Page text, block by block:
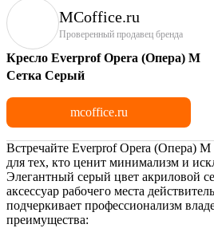
MCoffice.ru
Проверенный продавец бренда
Кресло Everprof Opera (Опера) M
Сетка Серый
mcoffice.ru
Встречайте Everprof Opera (Опера)
для тех, кто ценит минимализм и
Элегантный серый цвет акриловой
аксессуар рабочего места
подчеркивает профессионализм
преимущества: